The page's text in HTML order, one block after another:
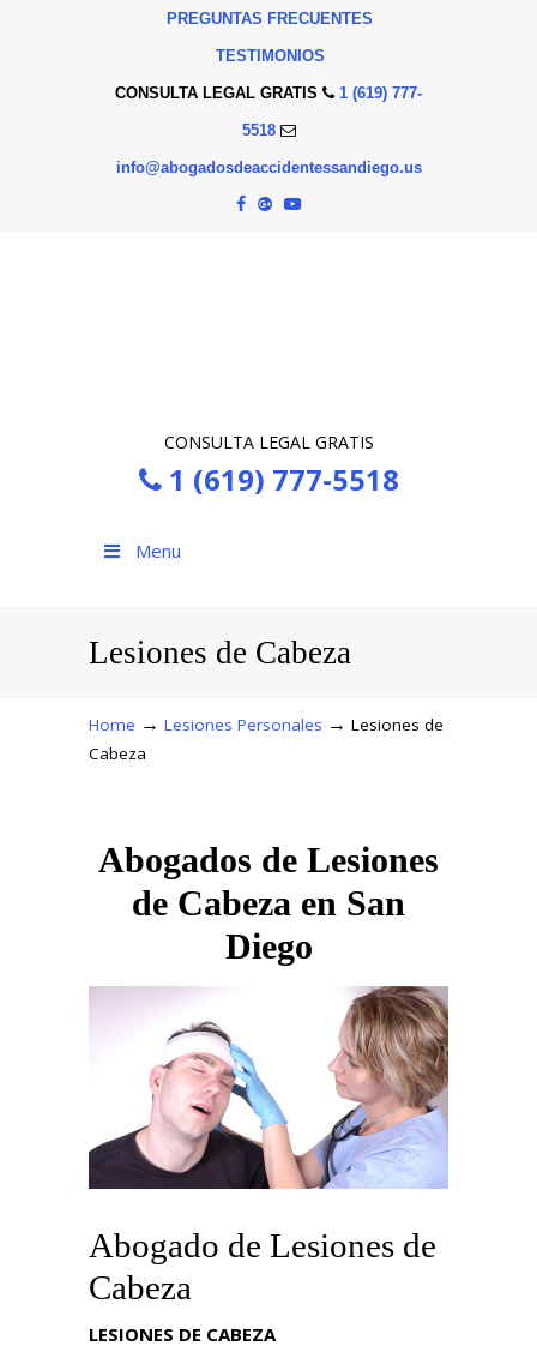
PREGUNTAS FRECUENTES
TESTIMONIOS
CONSULTA LEGAL GRATIS 1 (619) 777-
5518
info@abogadosdeaccidentessandiego.us
CONSULTA LEGAL GRATIS
1 (619) 777-5518
Menu
Lesiones de Cabeza
Home → Lesiones Personales → Lesiones de
Cabeza
Abogados de Lesiones
de Cabeza en San
Diego
Abogado de Lesiones de
Cabeza
LESIONES DE CABEZA